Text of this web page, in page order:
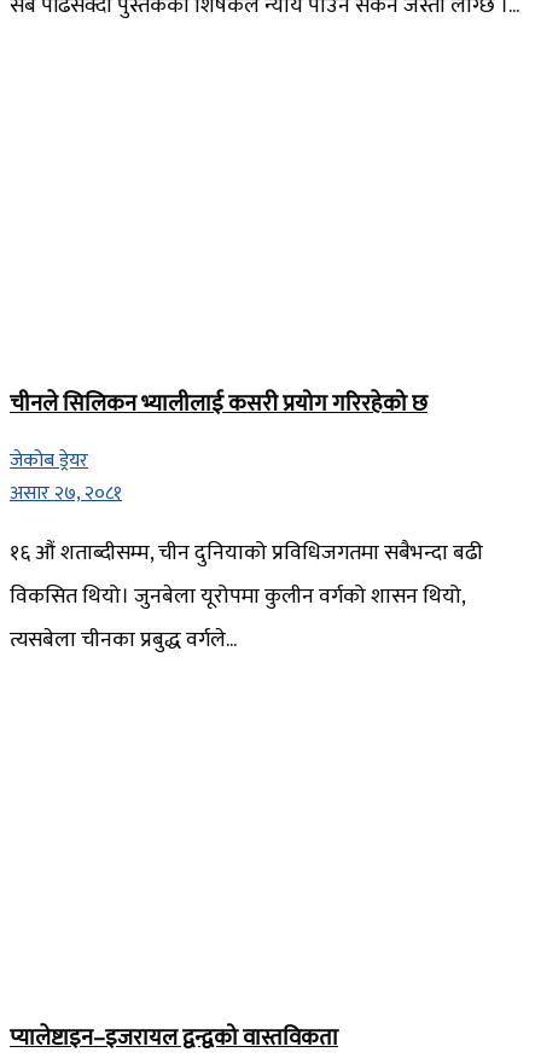
चीनले सिलिकन भ्यालीलाई कसरी प्रयोग गरिरहेको छ
जेकोब ड्रेयर
असार २७, २०८१
१६ औं शताब्दीसम्म, चीन दुनियाको प्रविधिजगतमा सबैभन्दा बढी
विकसित थियो। जुनबेला यूरोपमा कुलीन वर्गको शासन थियो,
त्यसबेला चीनका प्रबुद्ध वर्गले...
प्यालेष्टाइन–इजरायल द्वन्द्वको वास्तविकता